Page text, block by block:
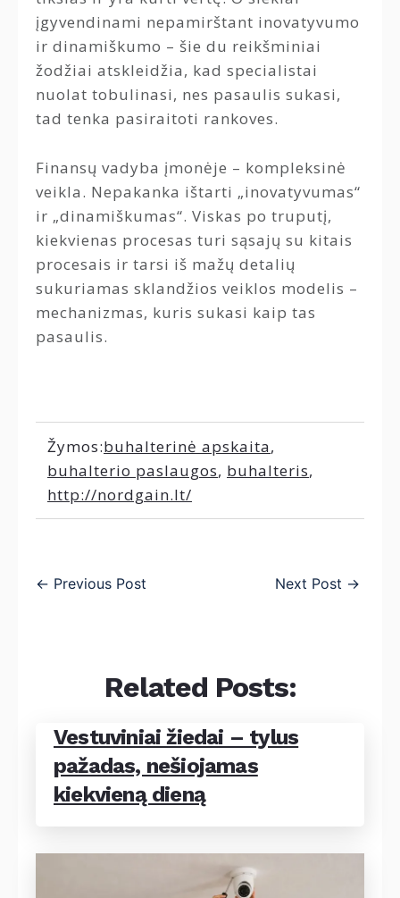
įgyvendinami nepamirštant inovatyvumo
ir dinamiškumo – šie du reikšminiai
žodžiai atskleidžia, kad specialistai
nuolat tobulinasi, nes pasaulis sukasi,
tad tenka pasiraitoti rankoves.
Finansų vadyba įmonėje – kompleksinė
veikla. Nepakanka ištarti „inovatyvumas“
ir „dinamiškumas“. Viskas po truputį,
kiekvienas procesas turi sąsajų su kitais
procesais ir tarsi iš mažų detalių
sukuriamas sklandžios veiklos modelis –
mechanizmas, kuris sukasi kaip tas
pasaulis.
Žymos:buhalterinė apskaita,
buhalterio paslaugos, buhalteris,
http://nordgain.lt/
← Previous Post Next Post →
Related Posts:
Vestuviniai žiedai – tylus
pažadas, nešiojamas
kiekvieną dieną